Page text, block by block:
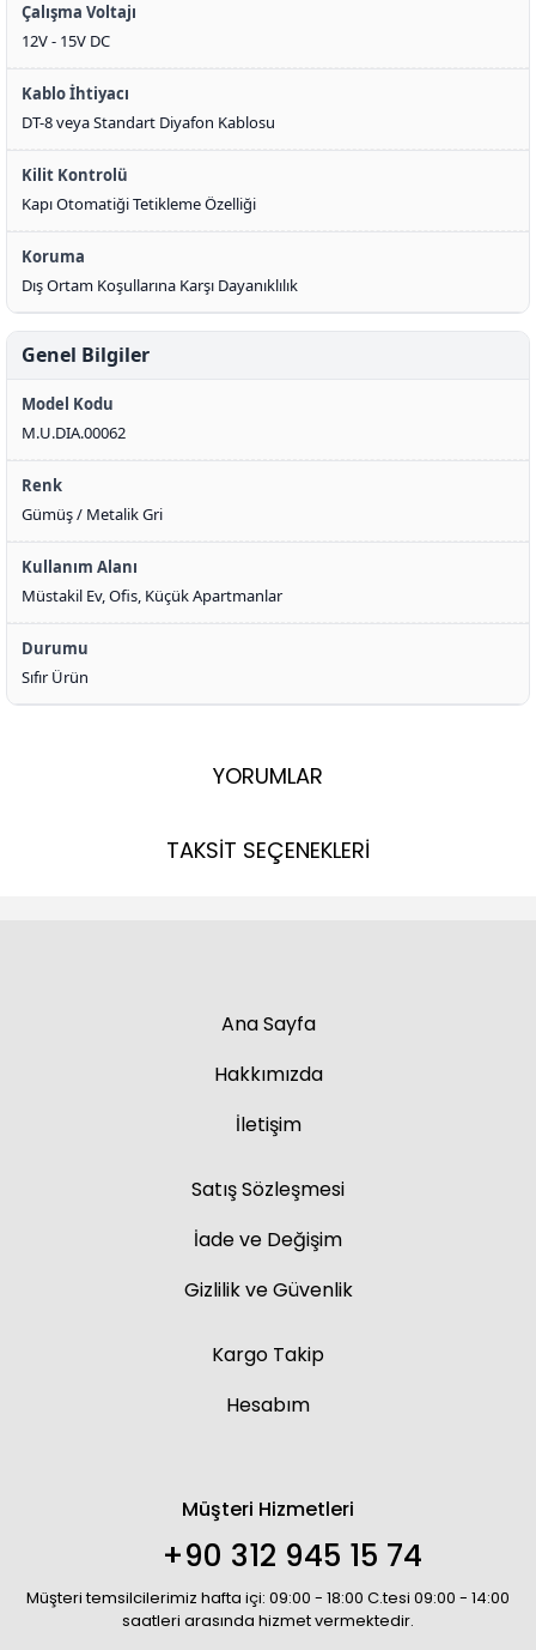
Çalışma Voltajı
12V - 15V DC
Kablo İhtiyacı
DT-8 veya Standart Diyafon Kablosu
Kilit Kontrolü
Kapı Otomatiği Tetikleme Özelliği
Koruma
Dış Ortam Koşullarına Karşı Dayanıklılık
Genel Bilgiler
Model Kodu
M.U.DIA.00062
Renk
Gümüş / Metalik Gri
Kullanım Alanı
Müstakil Ev, Ofis, Küçük Apartmanlar
Durumu
Sıfır Ürün
YORUMLAR
TAKSİT SEÇENEKLERİ
Ana Sayfa
Hakkımızda
İletişim
Satış Sözleşmesi
İade ve Değişim
Gizlilik ve Güvenlik
Kargo Takip
Hesabım
Müşteri Hizmetleri
+90 312 945 15 74
Müşteri temsilcilerimiz hafta içi: 09:00 - 18:00 C.tesi 09:00 - 14:00
saatleri arasında hizmet vermektedir.